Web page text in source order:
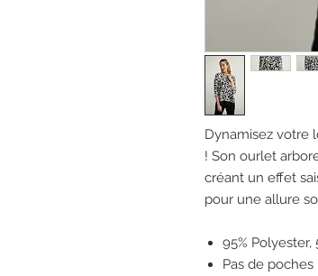
Dynamisez votre
! Son ourlet
créant un effet
pour une allure
95% Polyester,
Pas de poches